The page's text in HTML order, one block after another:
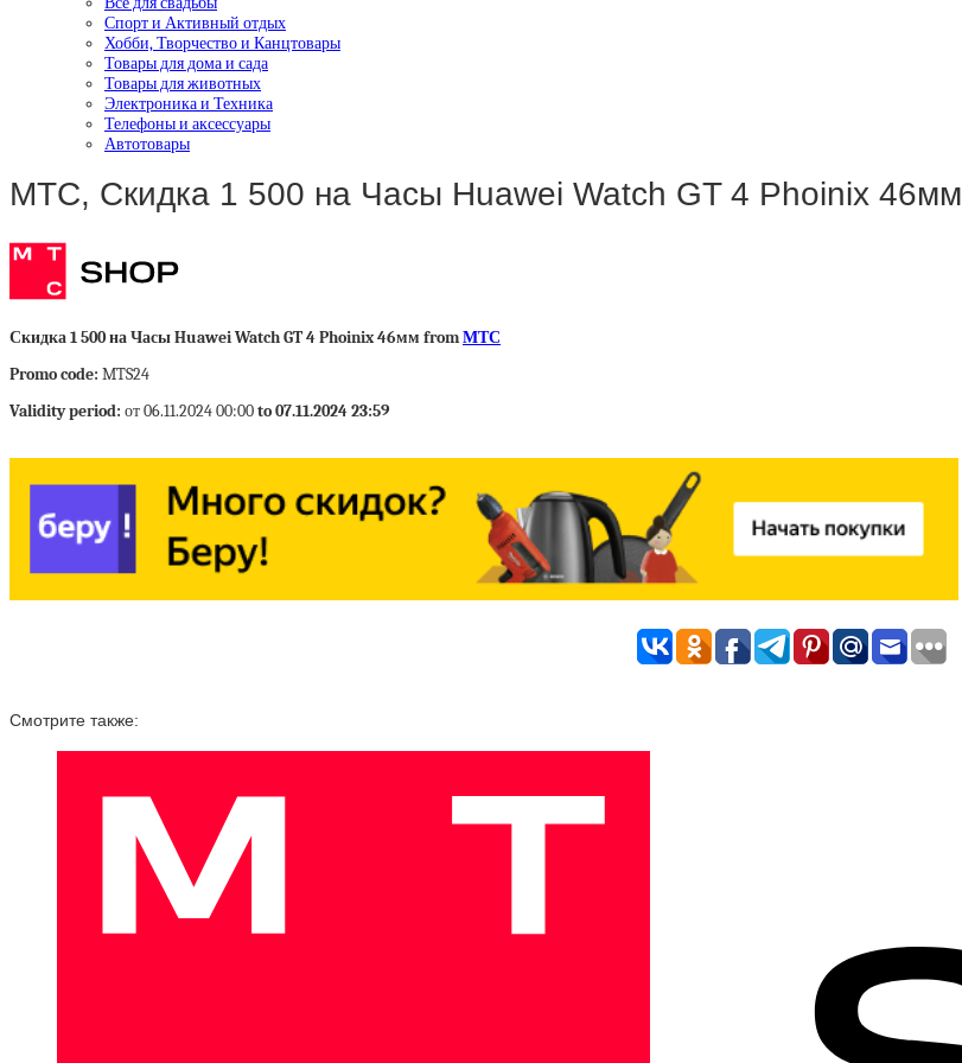
Спорт и Активный отдых
Хобби, Творчество и Канцтовары
Товары для дома и сада
Товары для животных
Электроника и Техника
Телефоны и аксессуары
Автотовары
МТС, Скидка 1 500 на Часы Huawei Watch GT 4 Phoinix 46мм
Скидка 1 500 на Часы Huawei Watch GT 4 Phoinix 46мм fromМТС
Promo code: MTS24
Validity period: от 06.11.2024 00:00to 07.11.2024 23:59
Смотрите также: